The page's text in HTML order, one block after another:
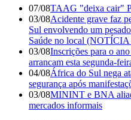
07/08TAAG "deixa cair"
03/08Acidente grave faz
Sul envolvendo um
Saúde no local
03/08Inscrições para o
arrancam esta segunda-
04/08África do Sul nega
segurança após
03/08MININT e BNA
mercados informais